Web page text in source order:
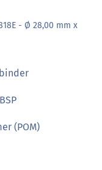
- Ø 28,00 mm x
(POM)